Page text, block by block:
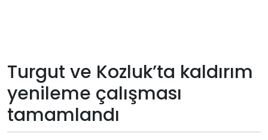
Giriş
Yap
Turgut ve Kozluk’ta kaldırım
yenileme çalışması
tamamlandı